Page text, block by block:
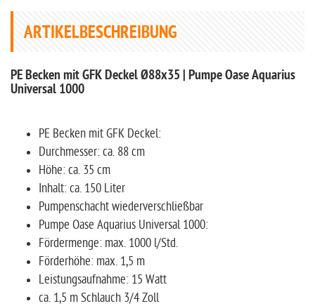
ARTIKELBESCHREIBUNG
PE Becken mit GFK Deckel Ø88x35 | Pumpe Oase Aquarius
Universal 1000
PE Becken mit GFK Deckel:
Durchmesser: ca. 88 cm
Höhe: ca. 35 cm
Inhalt: ca. 150 Liter
Pumpenschacht wiederverschließbar
Pumpe Oase Aquarius Universal 1000:
Fördermenge: max. 1000 l/Std.
Förderhöhe: max. 1,5 m
Leistungsaufnahme: 15 Watt
ca. 1,5 m Schlauch 3/4 Zoll